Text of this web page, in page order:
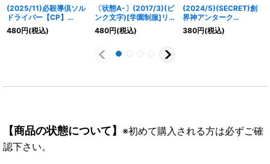
(2025/11)必殺導倶ソル
ドライバー【CP】
{BS71-CP05}《黄》
480円(税込)
〔状態A-〕(2017/3)(ピ
ンク文字)[学園制服]リ
ゼ・クロムウェル【R-
SEC】{BSC28-011}
480円(税込)
(2024/5)(SECRET)創
界神アンターク
(LM2024収録)【XX-
SEC】{BS46-XX02}
380円(税込)
【商品の状態について】 ※初めて購入される方は必ずご確
認下さい。